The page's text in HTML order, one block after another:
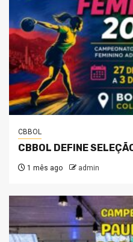
CBBOL
CBBOL DEFINE
1 mês ago admin